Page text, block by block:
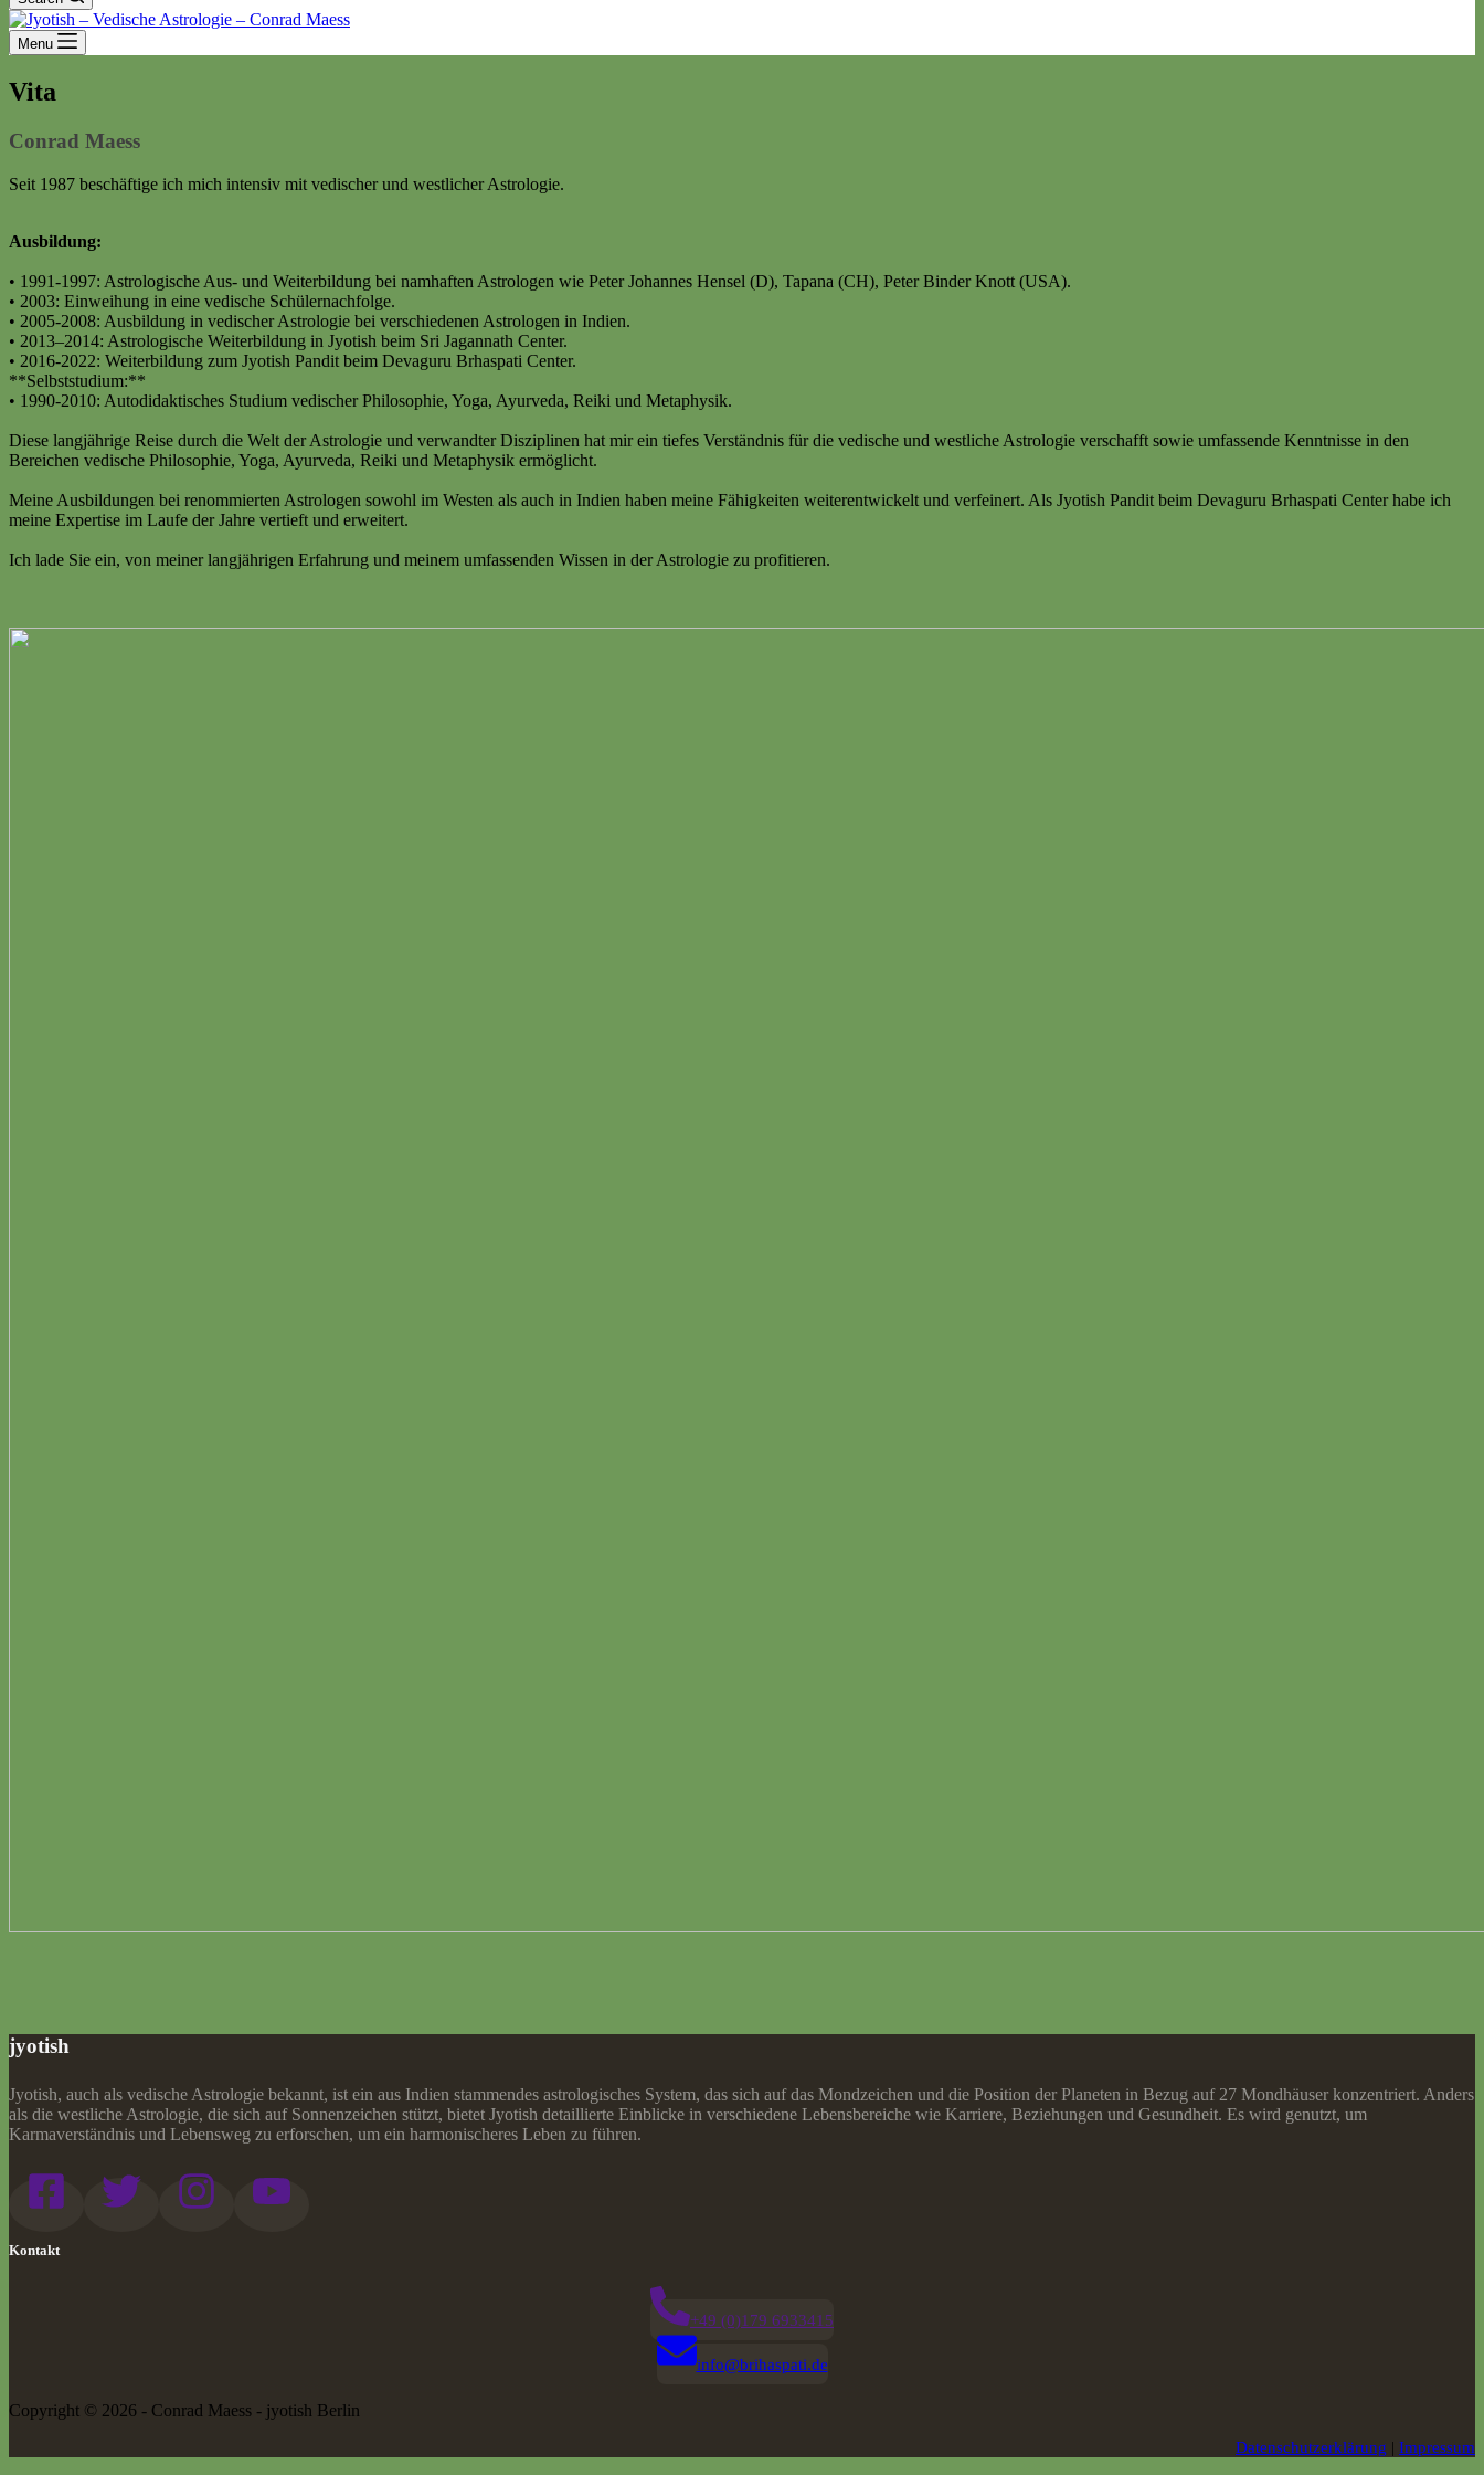
Menu
Vita
Conrad Maess
Seit 1987 beschäftige ich mich intensiv mit vedischer und westlicher Astrologie.
Ausbildung:
• 1991-1997: Astrologische Aus- und Weiterbildung bei namhaften Astrologen wie Peter Johannes Hensel (D), Tapana (CH), Peter Binder Knott (USA).
• 2003: Einweihung in eine vedische Schülernachfolge.
• 2005-2008: Ausbildung in vedischer Astrologie bei verschiedenen Astrologen in Indien.
• 2013–2014: Astrologische Weiterbildung in Jyotish beim Sri Jagannath Center.
• 2016-2022: Weiterbildung zum Jyotish Pandit beim Devaguru Brhaspati Center.
**Selbststudium:**
• 1990-2010: Autodidaktisches Studium vedischer Philosophie, Yoga, Ayurveda, Reiki und Metaphysik.
Diese langjährige Reise durch die Welt der Astrologie und verwandter Disziplinen hat mir ein tiefes Verständnis für die vedische und westliche Astrologie verschafft sowie umfassende Kenntnisse in den
Bereichen vedische Philosophie, Yoga, Ayurveda, Reiki und Metaphysik ermöglicht.
Meine Ausbildungen bei renommierten Astrologen sowohl im Westen als auch in Indien haben meine Fähigkeiten weiterentwickelt und verfeinert. Als Jyotish Pandit beim Devaguru Brhaspati Center habe ich
meine Expertise im Laufe der Jahre vertieft und erweitert.
Ich lade Sie ein, von meiner langjährigen Erfahrung und meinem umfassenden Wissen in der Astrologie zu profitieren.
jyotish
Jyotish, auch als vedische Astrologie bekannt, ist ein aus Indien stammendes astrologisches System, das sich auf das Mondzeichen und die Position der Planeten in Bezug auf 27 Mondhäuser konzentriert. Anders
als die westliche Astrologie, die sich auf Sonnenzeichen stützt, bietet Jyotish detaillierte Einblicke in verschiedene Lebensbereiche wie Karriere, Beziehungen und Gesundheit. Es wird genutzt, um
Karmaverständnis und Lebensweg zu erforschen, um ein harmonischeres Leben zu führen.
Kontakt
+49 (0)179 6933415
info@brihaspati.de
Copyright © 2026 - Conrad Maess - jyotish Berlin
Datenschutzerklärung | Impressum